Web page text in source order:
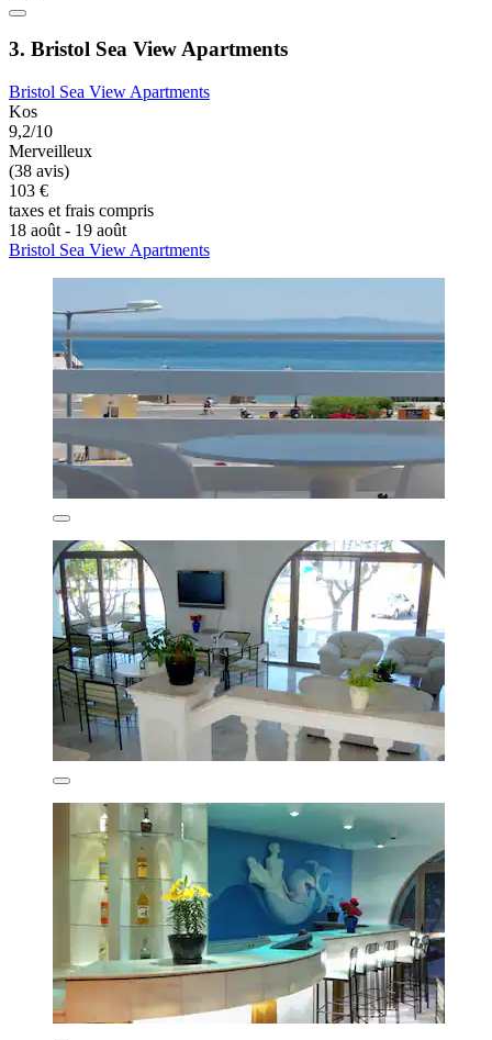
3. Bristol Sea View Apartments
Bristol Sea View Apartments
Kos
9,2/10
Merveilleux
(38 avis)
103 €
taxes et frais compris
18 août - 19 août
Bristol Sea View Apartments